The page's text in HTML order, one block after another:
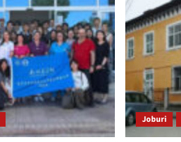
Joburi